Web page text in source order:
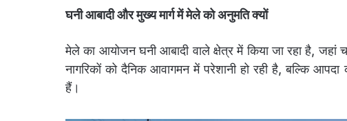
घनी आबादी और मुख्य मार्ग में मेले को अनुमति क्यों
मेले का आयोजन घनी आबादी वाले क्षेत्र में किया जा रहा है,
नागरिकों को दैनिक आवागमन में परेशानी हो रही है, बल्कि आपदा
हैं।